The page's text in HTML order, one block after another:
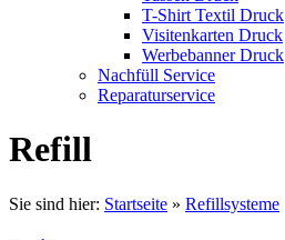
T-Shirt Textil Druck
Visitenkarten Druck
Werbebanner Druck
Nachfüll Service
Reparaturservice
Refill
Sie sind hier: Startseite » Refillsysteme